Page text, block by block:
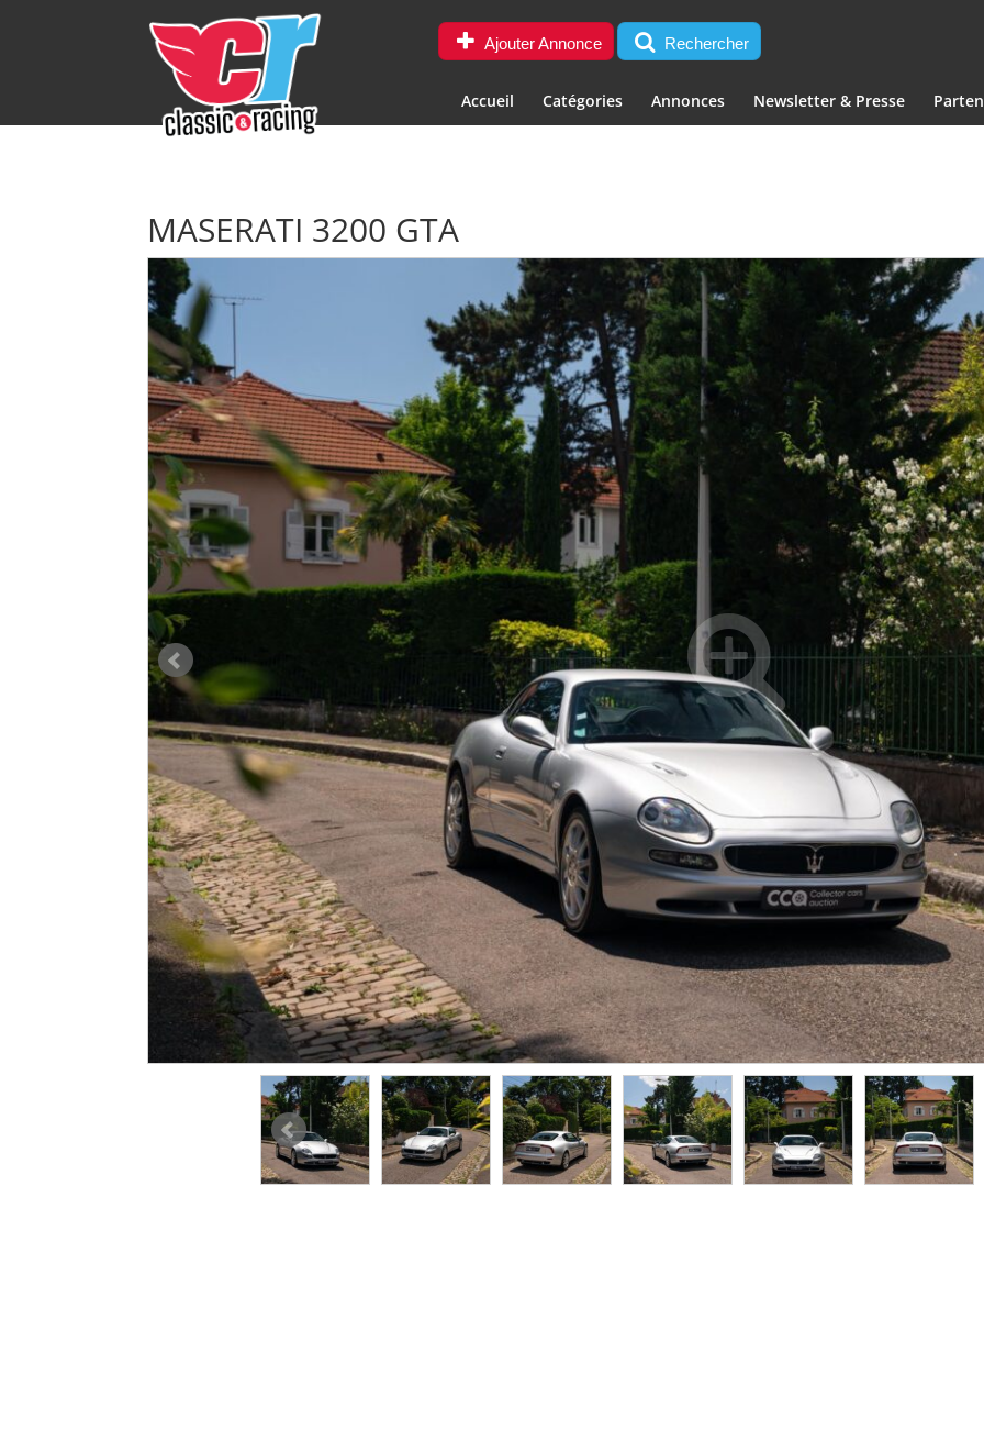
Ajouter Annonce Rechercher
Accueil Catégories Annonces Newsletter & Presse
MASERATI 3200 GTA